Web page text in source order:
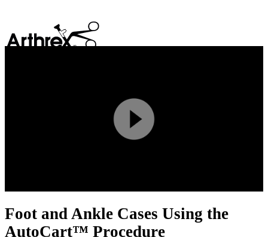
Play
Video
Foot and Ankle Cases Using the
AutoCart™ Procedure